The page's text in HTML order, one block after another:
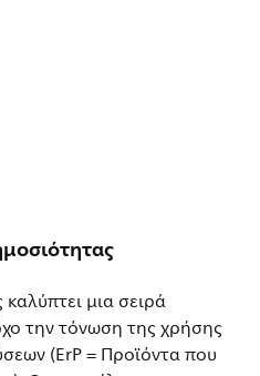
μια σειρά
την τόνωση της χρήσης
(ErP = Προϊόντα που